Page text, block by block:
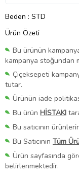
Beden : STD
Ürün Özeti
Bu ürünün
kampanya stoğundan
Çiçeksepeti
tutar.
Ürünün iade
Bu ürün HİSTAKI
Bu satıcının
Bu Satıcının Tüm
Ürün sayfasında
belirlenmektedir.